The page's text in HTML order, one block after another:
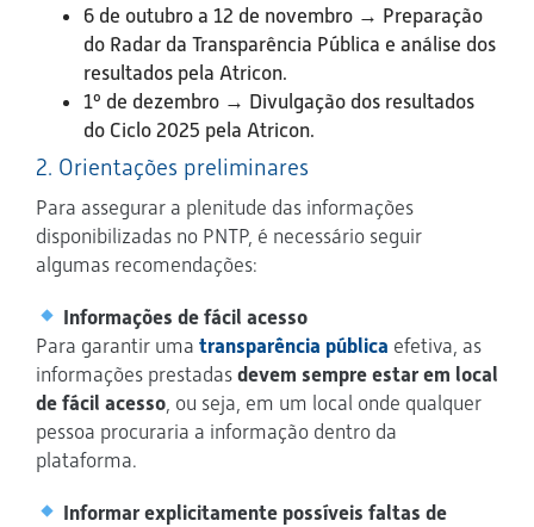
6 de outubro a 12 de novembro → Preparação
do Radar da Transparência Pública e análise dos
resultados pela Atricon.
1º de dezembro → Divulgação dos resultados
do Ciclo 2025 pela Atricon.
2. Orientações preliminares
Para assegurar a plenitude das informações
disponibilizadas no PNTP, é necessário seguir
algumas recomendações:
Informações de fácil acesso
Para garantir uma transparência pública efetiva, as
informações prestadas devem sempre estar em local
de fácil acesso , ou seja, em um local onde qualquer
pessoa procuraria a informação dentro da
plataforma.
Informar explicitamente possíveis faltas de